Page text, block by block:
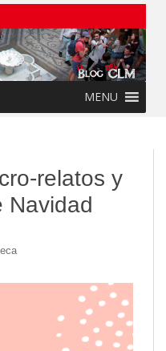
MENU
relatos y
Navidad